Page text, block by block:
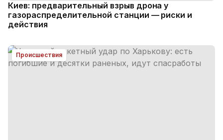
Киев: предварительный взрыв дрона у
газораспределительной станции — риски и
действия
Происшествия